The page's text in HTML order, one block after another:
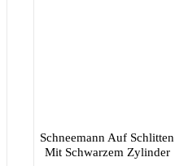
Schneemann Auf Schlitten
Mit Schwarzem Zylinder